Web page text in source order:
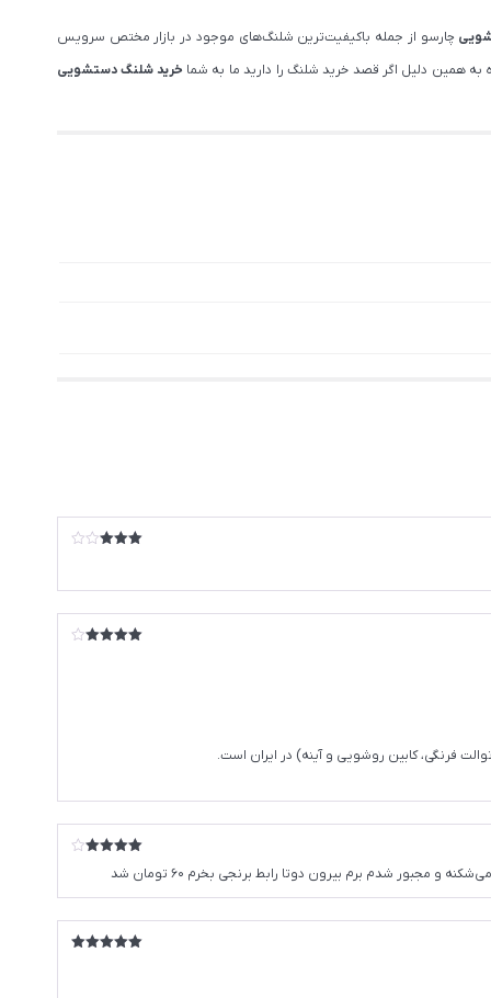
چارسو از جمله باکیفیت‌ترین شلنگ‌های موجود در بازار مختص سرویس
به همین دلیل اگر قصد خرید شلنگ را دارید ما به شما خرید شلنگ دستشویی
فرنگی، کابین روشویی و آینه) در ایران است.
از 5
شدم برم بیرون دوتا رابط برنجی بخرم 60 تومان شد